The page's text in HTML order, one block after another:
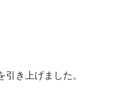
き上げました。